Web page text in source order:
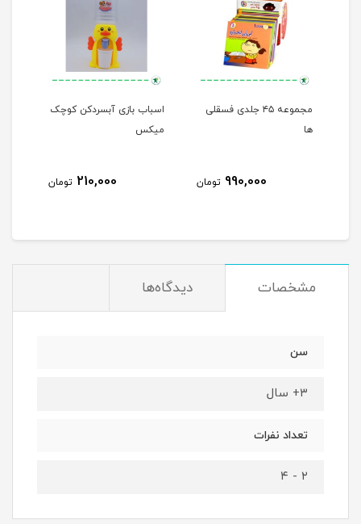
مجموعه ۴۵ جلدی فسقلی
ها
990,000 تومان
اسباب بازی آبسردکن کوچک
میکس
210,000 تومان
مشخصات دیدگاه‌ها
سن
۳+ سال
تعداد نفرات
۲ - ۴